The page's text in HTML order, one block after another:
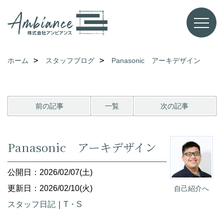
ホーム スタッフブログ Panasonic アーキデザイン
前の記事 一覧 次の記事
自己紹介へ
Panasonic アーキデザイン
公開日：2026/02/07(土)
更新日：2026/02/10(火)
スタッフ日記
T・S